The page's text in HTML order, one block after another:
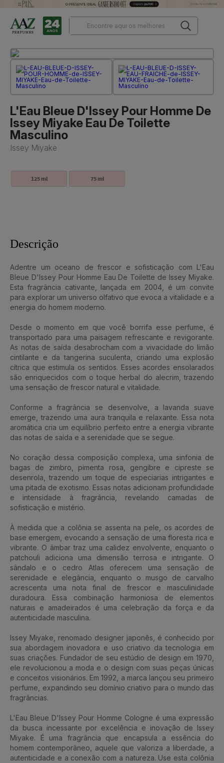
L'Eau Bleue D'Issey Pour Homme De
Issey Miyake Eau De Toilette
Masculino
Issey Miyake
125 ml 75 ml
Descrição
Adentre um oceano de frescor e sofisticação com L'Eau
Bleue D'Issey Pour Homme Eau De Toilette de Issey Miyake.
Esta fragrância cativante, lançada em 2004, é um convite
para explorar um universo olfativo que evoca a vitalidade e a
energia do homem moderno.
Desde o momento em que você borrifa esse perfume, é
transportado para uma paisagem refrescante e revigorante.
As notas de saída desabrocham com a vivacidade do limão
cintilante e da tangerina suculenta, criando uma explosão
cítrica que estimula os sentidos. Esses acordes ensolarados
são enriquecidos com o toque herbal do alecrim, trazendo
uma sensação de frescor natural e vitalidade.
Conforme a fragrância se desenvolve, a lavanda suave
emerge, trazendo uma aura tranquila e relaxante. Essa nota
aromática cria um equilíbrio perfeito entre a energia vibrante
das notas de saída e a serenidade que se segue.
No coração dessa composição complexa, uma sinfonia de
bagas de zimbro, pimenta rosa, gengibre e cipreste se
desenrola, trazendo um toque de especiarias intrigantes e
uma pitada de exotismo. Essas notas adicionam profundidade
e intensidade à fragrância, revelando camadas de
sofisticação e mistério.
À medida que a colônia se assenta na pele, os acordes de
base emergem, evocando a sensação de uma floresta rica e
vibrante. O âmbar traz uma calidez envolvente, enquanto o
patchouli adiciona uma dimensão terrosa e intrigante. O
sândalo e o cedro Atlas oferecem uma sensação de
serenidade e elegância, enquanto o musgo de carvalho
acrescenta uma nota final de frescor e masculinidade
duradoura. Essa combinação harmoniosa de elementos
naturais e amadeirados é uma celebração da força e da
autenticidade masculina.
Issey Miyake, renomado designer japonês, é conhecido por
sua abordagem inovadora e uso criativo da tecnologia em
suas criações. Fundador de seu estúdio de design em 1970,
ele revolucionou a moda e o design com suas peças únicas
e conceitos visionários. Em 1992, a marca lançou seu primeiro
perfume, expandindo seu domínio criativo para o mundo das
fragrâncias.
L'Eau Bleue D'Issey Pour Homme Cologne é uma expressão
da busca incessante por excelência e inovação de Issey
Miyake. É uma fragrância que encapsula a essência do
homem contemporâneo, aquele que valoriza a liberdade, a
autenticidade e a conexão com a natureza. Use esta colônia